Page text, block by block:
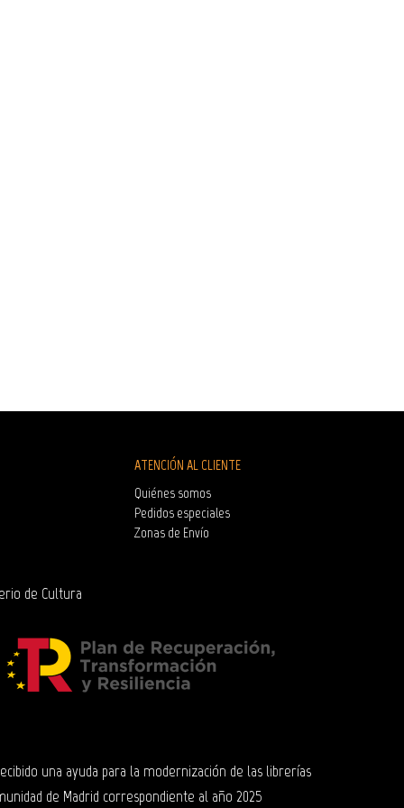
ATENCIÓN AL CLIENTE
Quiénes somos
Pedidos especiales
Zonas de Envío
de Cultura
una ayuda para la modernización de las librerías
de Madrid correspondiente al año 2025